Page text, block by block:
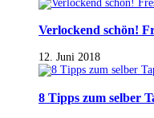
Verlockend schön!
12. Juni 2018
8 Tipps zum selber